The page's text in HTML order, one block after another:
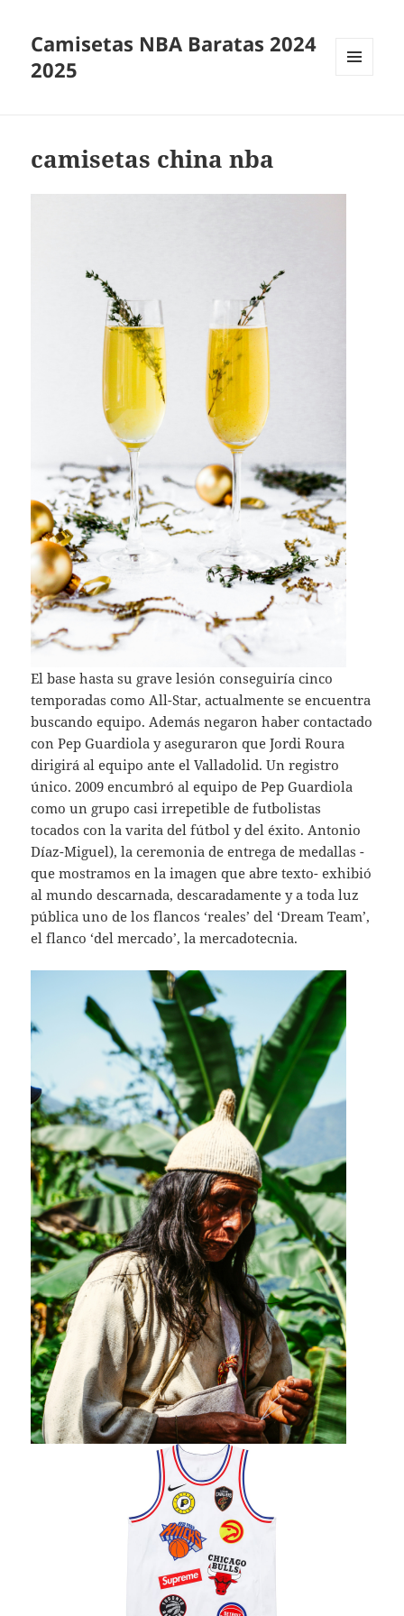
Camisetas NBA Baratas 2024
2025
camisetas china nba
El base hasta su grave lesión conseguiría cinco
temporadas como All-Star, actualmente se encuentra
buscando equipo. Además negaron haber contactado
con Pep Guardiola y aseguraron que Jordi Roura
dirigirá al equipo ante el Valladolid. Un registro
único. 2009 encumbró al equipo de Pep Guardiola
como un grupo casi irrepetible de futbolistas
tocados con la varita del fútbol y del éxito. Antonio
Díaz-Miguel), la ceremonia de entrega de medallas -
que mostramos en la imagen que abre texto- exhibió
al mundo descarnada, descaradamente y a toda luz
pública uno de los flancos ‘reales’ del ‘Dream Team’,
el flanco ‘del mercado’, la mercadotecnia.